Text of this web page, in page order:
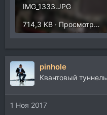
IMG_1333.JPG
714,3 KB · Просмотры: 321
pinhole
Квантовый туннель
1 Ноя 2017